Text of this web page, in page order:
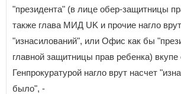
"президента" (в лице обер-защитницы
также глава МИД UK и прочие нагло
"изнасилований", или Офис как бы
главной защитницы прав ребенка) вкупе
Генпрокуратурой нагло врут насчет
было", -